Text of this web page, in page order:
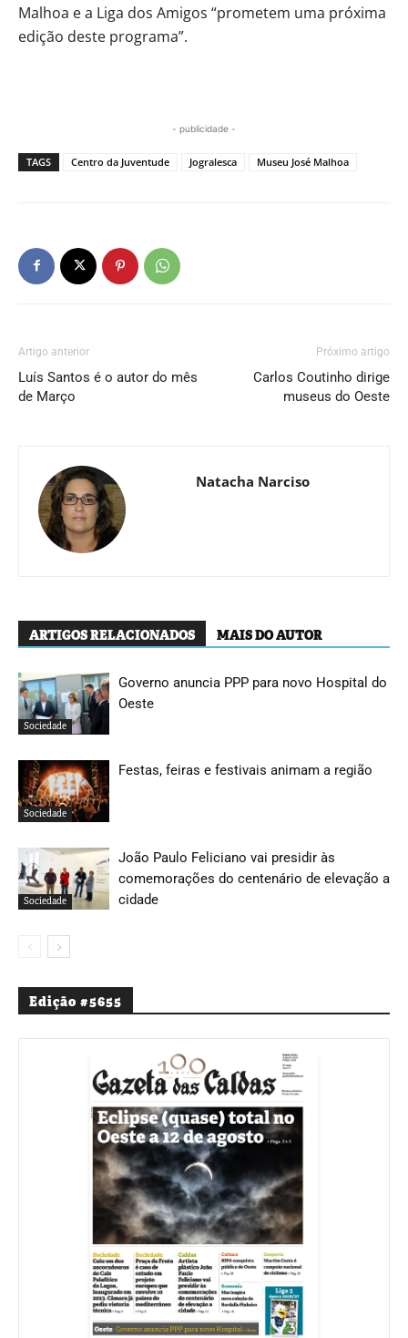
Malhoa e a Liga dos Amigos “prometem uma próxima
edição deste programa”.
- publicidade -
TAGS Centro da Juventude Jogralesca Museu José Malhoa
Artigo anterior
Luís Santos é o autor do mês
de Março
Próximo artigo
Carlos Coutinho dirige
museus do Oeste
Natacha Narciso
ARTIGOS RELACIONADOS MAIS DO AUTOR
Sociedade
Governo anuncia PPP para novo Hospital do
Oeste
Sociedade
Festas, feiras e festivais animam a região
Sociedade
João Paulo Feliciano vai presidir às
comemorações do centenário de elevação a
cidade
Edição #5655